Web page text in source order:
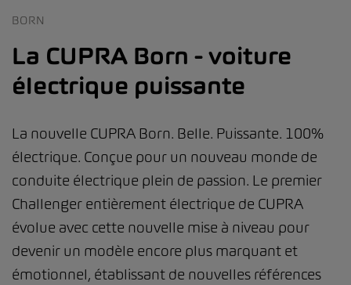
BORN
La CUPRA Born - voiture
électrique puissante
La nouvelle CUPRA Born. Belle. Puissante. 100%
électrique. Conçue pour un nouveau monde de
conduite électrique plein de passion. Le premier
Challenger entièrement électrique de CUPRA
évolue avec cette nouvelle mise à niveau pour
devenir un modèle encore plus marquant et
émotionnel, établissant de nouvelles références